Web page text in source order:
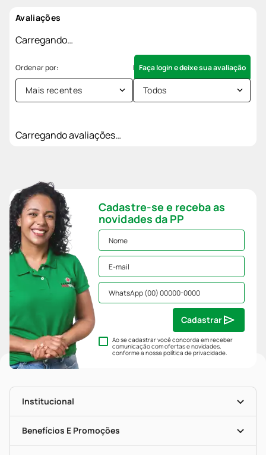
Avaliações
Carregando…
Faça login e deixe sua avaliação
Mais recentes Todos
Carregando avaliações…
Cadastre-se e receba as
novidades da PP
Ao se cadastrar você concorda em receber
comunicação com ofertas e novidades,
conforme a nossapolítica de privacidade.
Cadastrar
Institucional
História
Nossas Lojas
Mapa De Categorias
Benefícios E Promoções
Clube PP